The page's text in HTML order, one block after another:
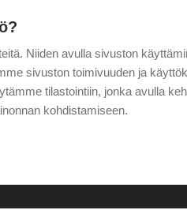
Niiden avulla sivuston
sivuston toimivuuden ja
tilastointiin, jonka avulla
kohdistamiseen.